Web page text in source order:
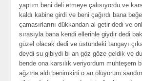
yaptım beni deli etmeye çalısıyordu ve
kaldı kabine girdi ve beni çağırdı bana
çamasırlarını dükkandan al getir dedi ve
sırasıyla bana kendi ellerinle giydir dedi
güzel olacak dedi ve üstündeki tangayı
deydi su gibiydi bi an göz göze geldik ve
bende ona karsılık veriyordum muhteşem
ağzına aldı benimkini o an ölüyorum